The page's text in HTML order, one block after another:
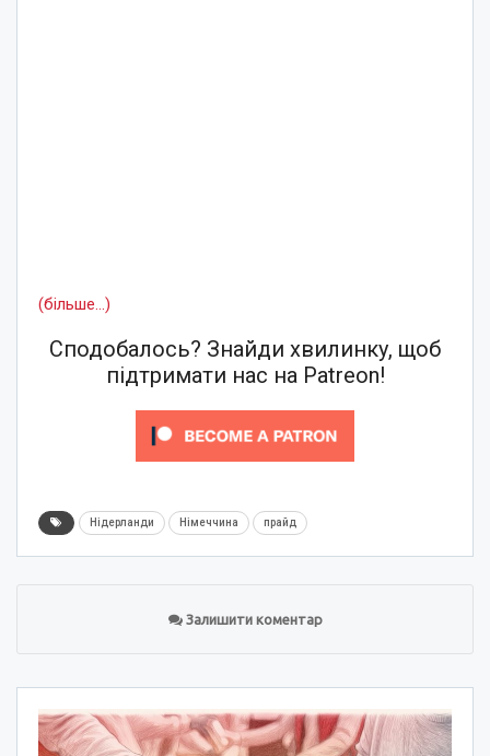
(більше…)
Сподобалось? Знайди хвилинку, щоб
підтримати нас на Patreon!
Нідерланди Німеччина прайд
Залишити коментар